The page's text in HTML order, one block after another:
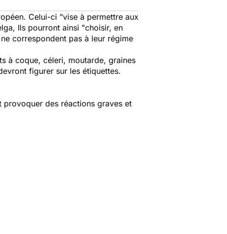
Celui-ci "vise à permettre aux
Ils pourront ainsi "choisir, en
correspondent pas à leur régime
à coque, céleri, moutarde, graines
figurer sur les étiquettes.
provoquer des réactions graves et